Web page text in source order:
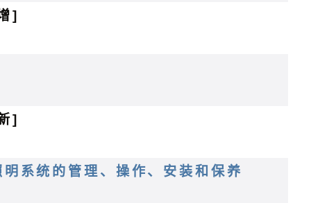
]
]
系统的管理、操作、安装和保养